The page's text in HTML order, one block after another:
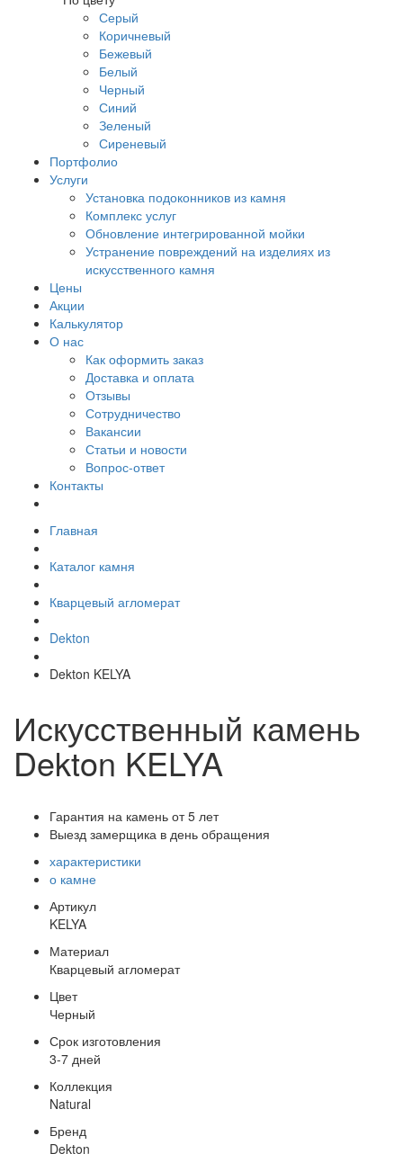
Серый
Коричневый
Бежевый
Белый
Черный
Синий
Зеленый
Сиреневый
Портфолио
Услуги
Установка подоконников из камня
Комплекс услуг
Обновление интегрированной мойки
Устранение повреждений на изделиях из
искусственного камня
Цены
Акции
Калькулятор
О нас
Как оформить заказ
Доставка и оплата
Отзывы
Сотрудничество
Вакансии
Статьи и новости
Вопрос-ответ
Контакты
Главная
Каталог камня
Кварцевый агломерат
Dekton
Dekton KELYA
Искусственный камень
Dekton KELYA
Гарантия на камень от 5 лет
Выезд замерщика в день обращения
характеристики
о камне
Артикул
KELYA
Материал
Кварцевый агломерат
Цвет
Черный
Срок изготовления
3-7 дней
Коллекция
Natural
Бренд
Dekton